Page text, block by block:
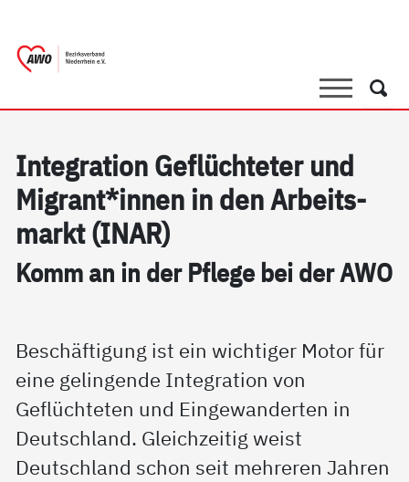
SucheSuche
In­te­g­ra­ti­on Ge­flüch­te­ter und
Mi­grant*in­nen in den Ar­beits­
markt (INAR)
Komm an in der Pf­le­ge bei der AWO
Beschäftigung ist ein wichtiger Motor für
eine gelingende Integration von
Geflüchteten und Eingewanderten in
Deutschland. Gleichzeitig weist
Deutschland schon seit mehreren Jahren